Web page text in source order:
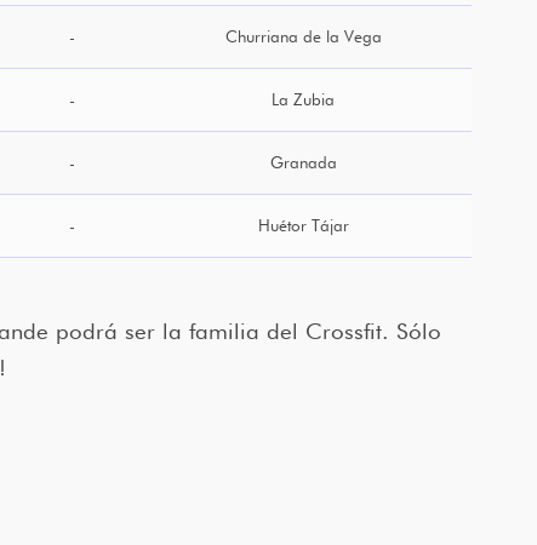
- Churriana de la Vega
- La Zubia
- Granada
- Huétor Tájar
podrá ser la familia del Crossfit. Sólo